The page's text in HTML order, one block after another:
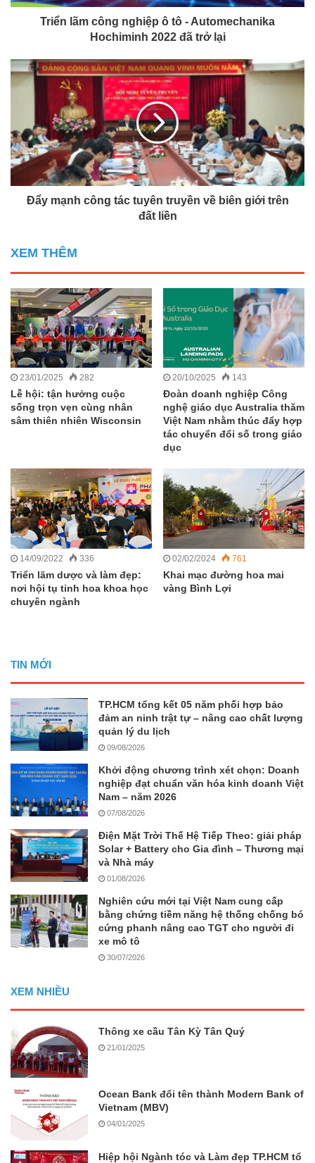
Triển lãm công nghiệp ô tô - Automechanika
Hochiminh 2022 đã trở lại
Đẩy mạnh công tác tuyên truyền về biên giới trên
đất liền
XEM THÊM
23/01/2025 282
Lễ hội: tận hưởng cuộc
sống trọn vẹn cùng nhân
sâm thiên nhiên Wisconsin
20/10/2025 143
Đoàn doanh nghiệp Công
nghệ giáo dục Australia thăm
Việt Nam nhằm thúc đẩy hợp
tác chuyển đổi số trong giáo
dục
14/09/2022 336
Triển lãm dược và làm đẹp:
nơi hội tụ tinh hoa khoa học
chuyên ngành
02/02/2024 761
Khai mạc đường hoa mai
vàng Bình Lợi
TIN MỚI
TP.HCM tổng kết 05 năm phối hợp bảo
đảm an ninh trật tự – nâng cao chất lượng
quản lý du lịch
09/08/2026
Khởi động chương trình xét chọn: Doanh
nghiệp đạt chuẩn văn hóa kinh doanh Việt
Nam – năm 2026
07/08/2026
Điện Mặt Trời Thế Hệ Tiếp Theo: giải pháp
Solar + Battery cho Gia đình – Thương mại
và Nhà máy
01/08/2026
Nghiên cứu mới tại Việt Nam cung cấp
bằng chứng tiềm năng hệ thống chống bó
cứng phanh nâng cao TGT cho người đi
xe mô tô
30/07/2026
XEM NHIỀU
Thông xe cầu Tân Kỳ Tân Quý
21/01/2025
Ocean Bank đổi tên thành Modern Bank of
Vietnam (MBV)
04/01/2025
Hiệp hội Ngành tóc và Làm đẹp TP.HCM tổ